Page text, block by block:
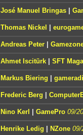
José Manuel Bringas|
Thomas Nickel |
Andreas Peter|
Ahmet Iscitürk| SFT
Markus Biering |
Frederic Berg |
Nino Kerl | GamePro 09/
Henrike Ledig | NZone 09/